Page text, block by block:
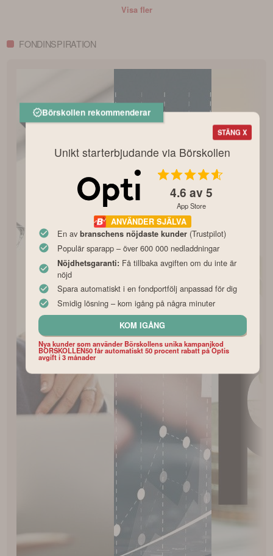
Visa fler
FONDINSPIRATION
STÄNG X
Börskollen rekommenderar
Unikt starterbjudande via Börskollen
4.6 av 5
App Store
ANVÄNDER SJÄLVA
En av branschens nöjdaste kunder(Trustpilot)
Populär sparapp – över 600 000 nedladdningar
Nöjdhetsgaranti: Få tillbaka avgiften om du inte är
nöjd
Spara automatiskt i en fondportfölj anpassad för dig
Smidig lösning – kom igång på några minuter
KOM IGÅNG
Nya kunder som använder Börskollens unika kampanjkod
BORSKOLLEN50 får automatiskt 50 procent rabatt på Optis
avgift i 3 månader